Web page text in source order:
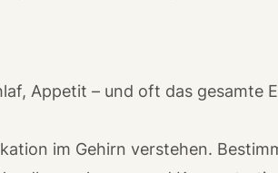
Appetit – und oft das gesamte
im Gehirn verstehen.